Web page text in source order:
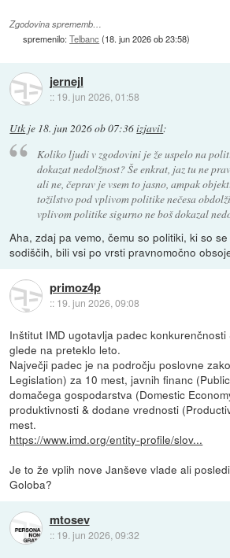
Zgodovina sprememb…
spremenilo:Telbanc (18. jun 2026 ob 23:58)
jernejl
:: 19. jun 2026, 01:58
Utk je 18. jun 2026 ob 07:36izjavil:
Koliko ljudi v zgodovini je že uspelo na
dokazat nedolžnost? Še enkrat, jaz tu ne
ali ne, čeprav je vsem to jasno, ampak
tožilstvo pod vplivom politike nečesa
vplivom politike sigurno ne boš dokazal
Aha, zdaj pa vemo, čemu so politiki, ki so
sodiščih, bili vsi po vrsti pravnomočno
primoz4p
:: 19. jun 2026, 09:08
Inštitut IMD ugotavlja padec
glede na preteklo leto.
Največji padec je na področju poslovne
Legislation) za 10 mest, javnih financ
domačega gospodarstva (Domestic
produktivnosti & dodane vrednosti
mest.
https://www.imd.org/entity-profile/slov...
Je to že vplih nove Janševe vlade ali
Goloba?
mtosev
:: 19. jun 2026, 09:32